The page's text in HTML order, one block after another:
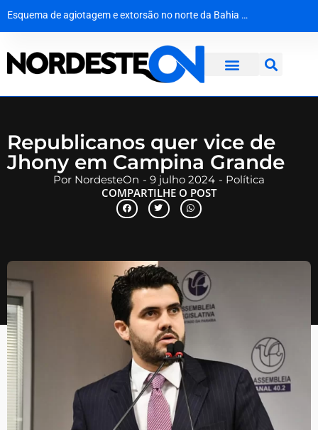
Esquema de agiotagem e extorsão no norte da Bahia movimentou R$ 10 milhões e usava até conta de adolescenteLula recebe Pollyanna Werton em Brasília e sela aliança para a disputa da Câmara FederalSTJ faz história ao cassar cargo de ministro Marco Buzzi por assédio e importunação sexual
Republicanos quer vice de
Jhony em Campina Grande
Por NordesteOn - 9 julho 2024 - Política
COMPARTILHE O POST